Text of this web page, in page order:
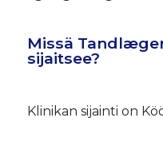
Missä
sijaitsee?
Klinikan sijainti on